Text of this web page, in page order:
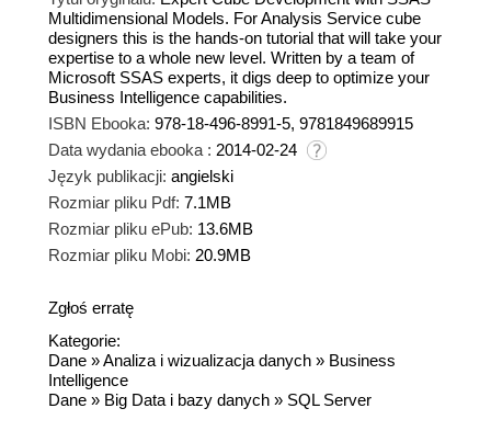
Multidimensional Models. For Analysis Service cube
designers this is the hands-on tutorial that will take your
expertise to a whole new level. Written by a team of
Microsoft SSAS experts, it digs deep to optimize your
Business Intelligence capabilities.
ISBN Ebooka: 978-18-496-8991-5, 9781849689915
Data wydania ebooka : 2014-02-24
Język publikacji: angielski
Rozmiar pliku Pdf: 7.1MB
Rozmiar pliku ePub: 13.6MB
Rozmiar pliku Mobi: 20.9MB
Zgłoś erratę
Kategorie:
Dane »Analiza i wizualizacja danych » Business
Intelligence
Dane » Big Data i bazy danych » SQL Server